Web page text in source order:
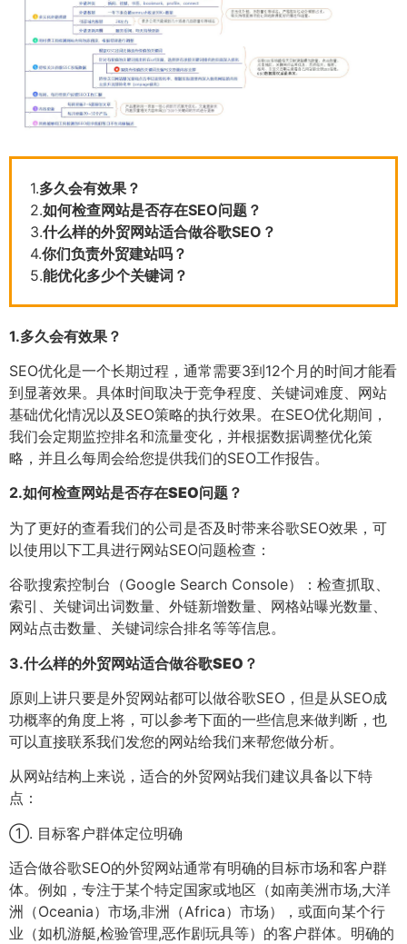
1.多久会有效果？
2.如何检查网站是否存在SEO问题？
3.什么样的外贸网站适合做谷歌SEO？
4.你们负责外贸建站吗？
5.能优化多少个关键词？
1.多久会有效果？
SEO优化是一个长期过程，通常需要3到12个月的时间才能看
到显著效果。具体时间取决于竞争程度、关键词难度、网站
基础优化情况以及SEO策略的执行效果。在SEO优化期间，
我们会定期监控排名和流量变化，并根据数据调整优化策
略，并且么每周会给您提供我们的SEO工作报告。
2.如何检查网站是否存在SEO问题？
为了更好的查看我们的公司是否及时带来谷歌SEO效果，可
以使用以下工具进行网站SEO问题检查：
谷歌搜索控制台（Google Search Console）：检查抓取、
索引、关键词出词数量、外链新增数量、网格站曝光数量、
网站点击数量、关键词综合排名等等信息。
3.什么样的外贸网站适合做谷歌SEO？
原则上讲只要是外贸网站都可以做谷歌SEO，但是从SEO成
功概率的角度上将，可以参考下面的一些信息来做判断，也
可以直接联系我们发您的网站给我们来帮您做分析。
从网站结构上来说，适合的外贸网站我们建议具备以下特
点：
①. 目标客户群体定位明确
适合做谷歌SEO的外贸网站通常有明确的目标市场和客户群
体。例如，专注于某个特定国家或地区（如南美洲市场,大洋
洲（Oceania）市场,非洲（Africa）市场），或面向某个行
业（如机游艇,检验管理,恶作剧玩具等）的客户群体。明确的